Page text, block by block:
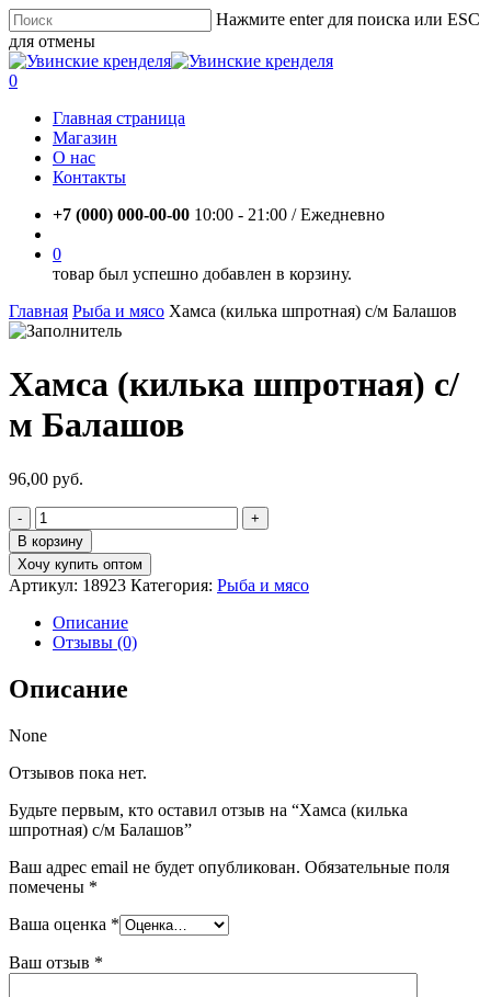
Skip
to
main
content
Нажмите enter для поиска или ESC
для отмены
Close
Search
account
0
Главная страница
Магазин
О нас
Контакты
+7 (000) 000-00-00 10:00 - 21:00 / Eжедневно
0
товар был успешно добавлен в корзину.
Главная Рыба и мясо Хамса (килька шпротная) с/м Балашов
Хамса (килька шпротная) с/
м Балашов
96,00 руб.
Количество
товара
Хамса
(килька
шпротная)
Балашов
В корзину
Хочу купить оптом
Артикул: 18923 Категория: Рыба и мясо
Описание
Отзывы (0)
Описание
None
Отзывов пока нет.
Будьте первым, кто оставил отзыв на “Хамса (килька
шпротная) с/м Балашов”
Ваш адрес email не будет опубликован. Обязательные поля
помечены *
Ваша оценка *
Ваш отзыв *